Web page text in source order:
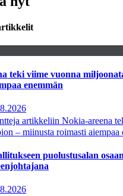
teki viime vuonna
enemmän
artikkeliin Nokia-areena
– miinusta roimasti aiempaa
puolustusalan